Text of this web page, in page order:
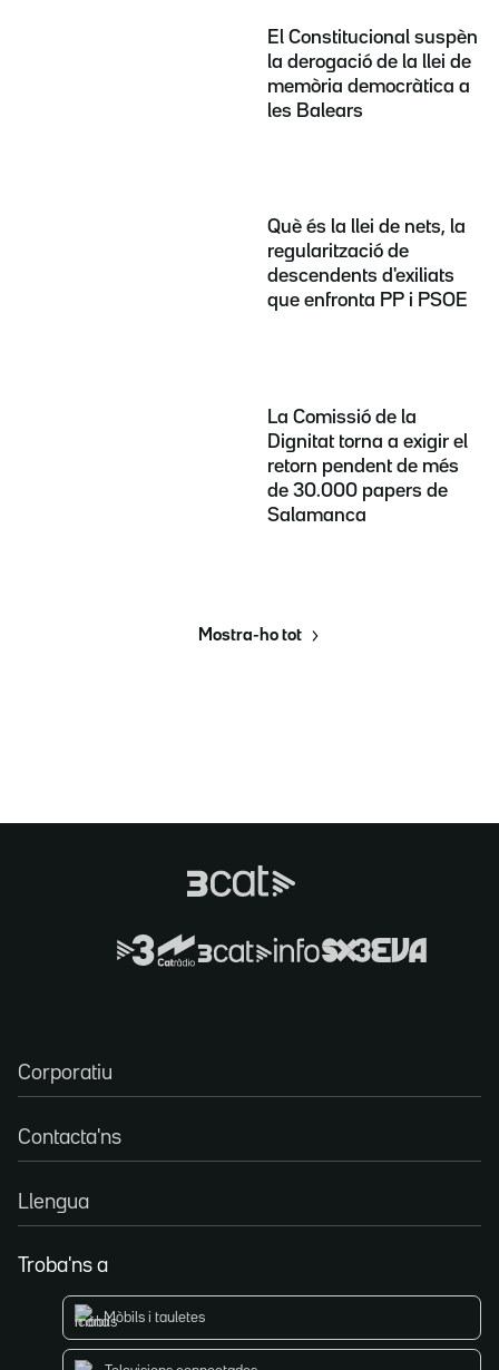
El Constitucional suspèn
la derogació de la llei de
memòria democràtica a
les Balears
Què és la llei de nets, la
regularització de
descendents d'exiliats
que enfronta PP i PSOE
La Comissió de la
Dignitat torna a exigir el
retorn pendent de més
de 30.000 papers de
Salamanca
Mostra-ho tot
Corporatiu
Contacta'ns
Llengua
Troba'ns a
Mòbils i tauletes